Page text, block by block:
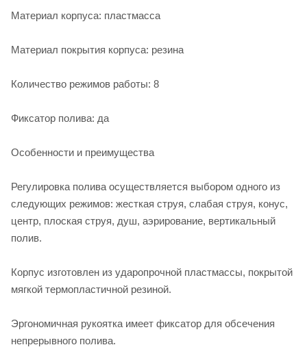
Материал корпуса: пластмасса
Материал покрытия корпуса: резина
Количество режимов работы: 8
Фиксатор полива: да
Особенности и преимущества
Регулировка полива осуществляется выбором одного из
следующих режимов: жесткая струя, слабая струя, конус,
центр, плоская струя, душ, аэрирование, вертикальный
полив.
Корпус изготовлен из ударопрочной пластмассы, покрытой
мягкой термопластичной резиной.
Эргономичная рукоятка имеет фиксатор для обсечения
непрерывного полива.